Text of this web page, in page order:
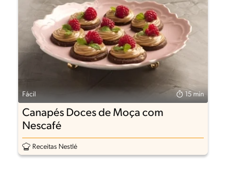
Fácil 15 min
Canapés Doces de Moça com
Nescafé
Receitas Nestlé